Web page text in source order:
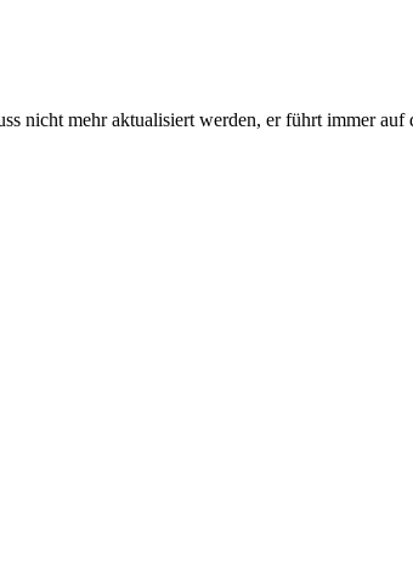
nicht mehr aktualisiert werden, er führt immer auf